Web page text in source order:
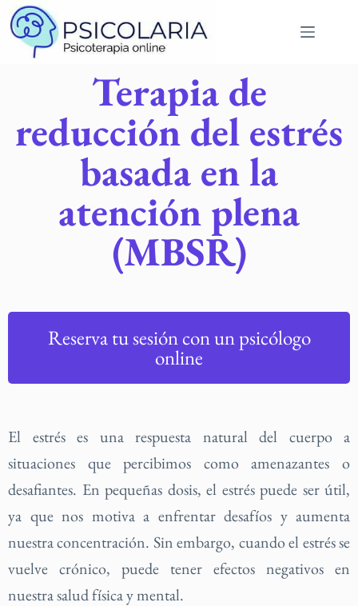
Terapia de
reducción del estrés
basada en la
atención plena
(MBSR)
Reserva tu sesión con un psicólogo
online
El estrés es una respuesta natural del cuerpo a
situaciones que percibimos como amenazantes o
desafiantes. En pequeñas dosis, el estrés puede ser útil,
ya que nos motiva a enfrentar desafíos y aumenta
nuestra concentración. Sin embargo, cuando el estrés se
vuelve crónico, puede tener efectos negativos en
nuestra salud física y mental.